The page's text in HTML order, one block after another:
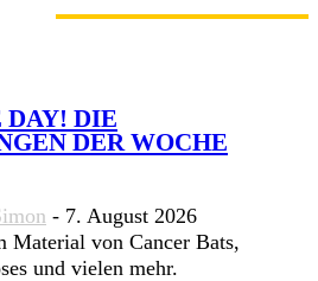
DAY! DIE
DER WOCHE
- 7. August 2026
Material von Cancer Bats,
und vielen mehr.